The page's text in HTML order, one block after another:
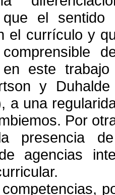
que el
el currículo y
este
y
a una
Por
presencia
agencias